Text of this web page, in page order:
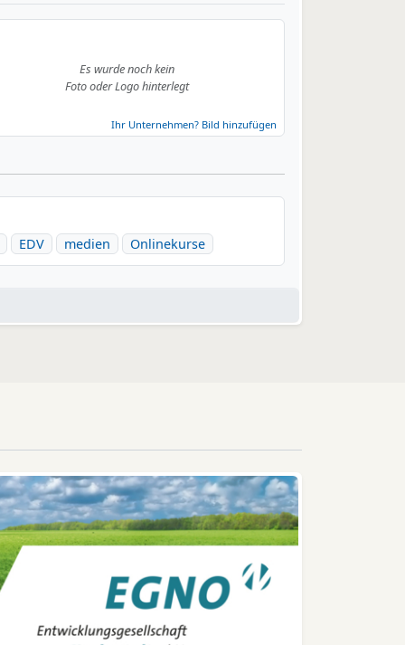
Es wurde noch kein
Foto oder Logo hinterlegt
Ihr Unternehmen? Bild hinzufügen
EDV medien Onlinekurse